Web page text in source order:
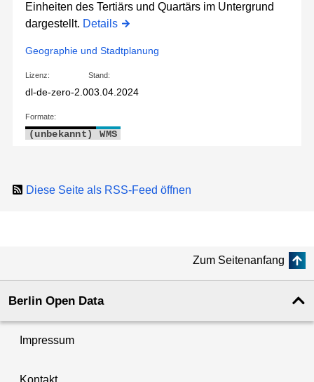
Einheiten des Tertiärs und Quartärs im Untergrund
dargestellt. Details
Geographie und Stadtplanung
Lizenz:
dl-de-zero-2.0
Stand:
03.04.2024
Formate:
(unbekannt) WMS
Diese Seite als RSS-Feed öffnen
Zum Seitenanfang
Berlin Open Data
Impressum